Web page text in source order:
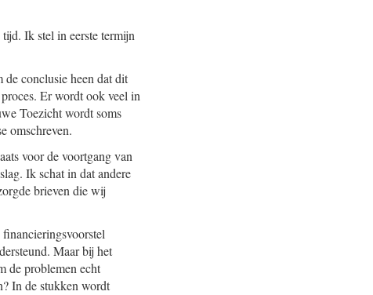
Ik stel in eerste termijn
conclusie heen dat dit
Er wordt ook veel in
Toezicht wordt soms
omschreven.
voor de voortgang van
Ik schat in dat andere
brieven die wij
Maar bij het
de problemen echt
In de stukken wordt